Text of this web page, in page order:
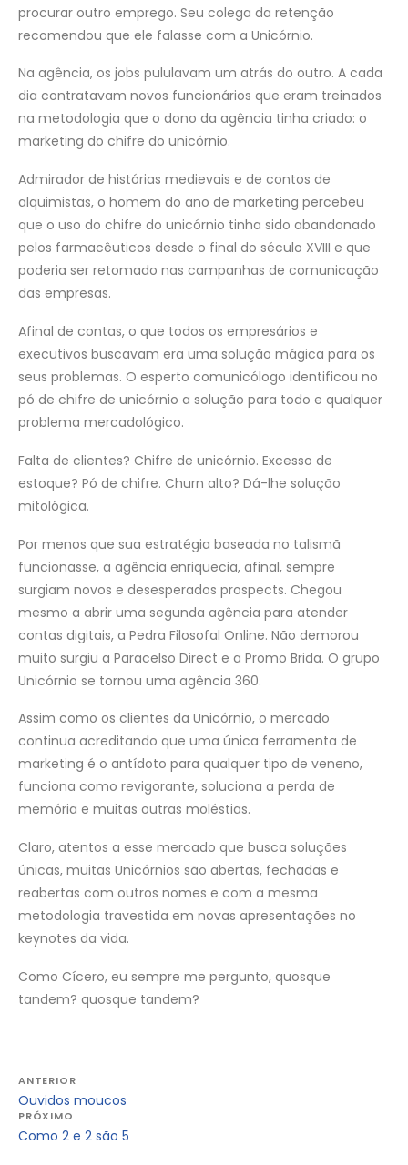
procurar outro emprego. Seu colega da retenção
recomendou que ele falasse com a Unicórnio.
Na agência, os jobs pululavam um atrás do outro. A cada
dia contratavam novos funcionários que eram treinados
na metodologia que o dono da agência tinha criado: o
marketing do chifre do unicórnio.
Admirador de histórias medievais e de contos de
alquimistas, o homem do ano de marketing percebeu
que o uso do chifre do unicórnio tinha sido abandonado
pelos farmacêuticos desde o final do século XVIII e que
poderia ser retomado nas campanhas de comunicação
das empresas.
Afinal de contas, o que todos os empresários e
executivos buscavam era uma solução mágica para os
seus problemas. O esperto comunicólogo identificou no
pó de chifre de unicórnio a solução para todo e qualquer
problema mercadológico.
Falta de clientes? Chifre de unicórnio. Excesso de
estoque? Pó de chifre. Churn alto? Dá-lhe solução
mitológica.
Por menos que sua estratégia baseada no talismã
funcionasse, a agência enriquecia, afinal, sempre
surgiam novos e desesperados prospects. Chegou
mesmo a abrir uma segunda agência para atender
contas digitais, a Pedra Filosofal Online. Não demorou
muito surgiu a Paracelso Direct e a Promo Brida. O grupo
Unicórnio se tornou uma agência 360.
Assim como os clientes da Unicórnio, o mercado
continua acreditando que uma única ferramenta de
marketing é o antídoto para qualquer tipo de veneno,
funciona como revigorante, soluciona a perda de
memória e muitas outras moléstias.
Claro, atentos a esse mercado que busca soluções
únicas, muitas Unicórnios são abertas, fechadas e
reabertas com outros nomes e com a mesma
metodologia travestida em novas apresentações no
keynotes da vida.
Como Cícero, eu sempre me pergunto, quosque
tandem? quosque tandem?
Navegação
de
Post
ANTERIOR
Ouvidos moucos
PRÓXIMO
Como 2 e 2 são 5